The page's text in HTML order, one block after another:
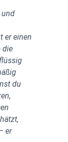
und
er einen
die
du
er